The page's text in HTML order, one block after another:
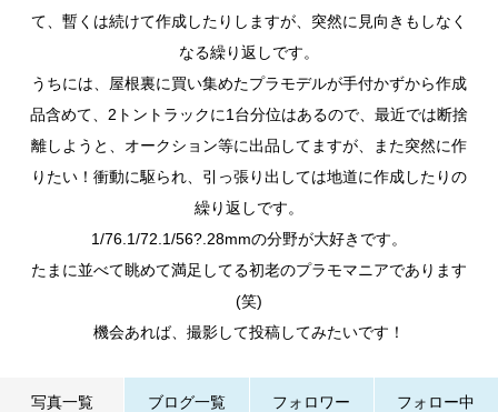
て、暫くは続けて作成したりしますが、突然に見向きもしなく
なる繰り返しです。
うちには、屋根裏に買い集めたプラモデルが手付かずから作成
品含めて、2トントラックに1台分位はあるので、最近では断捨
離しようと、オークション等に出品してますが、また突然に作
りたい！衝動に駆られ、引っ張り出しては地道に作成したりの
繰り返しです。
1/76.1/72.1/56?.28mmの分野が大好きです。
たまに並べて眺めて満足してる初老のプラモマニアであります
(笑)
機会あれば、撮影して投稿してみたいです！
写真一覧 ブログ一覧 フォロワー フォロー中